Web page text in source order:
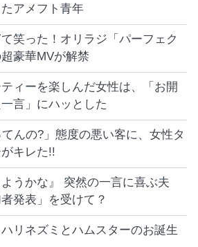
アメフト青年
笑った！オリラジ「パーフェク
豪華MVが解禁
ィーを楽しんだ女性は、「お開
言」にハッとした
んの?」態度の悪い客に、女性タ
キレた!!
うかな』 突然の一言に喜ぶ夫
発表」を受けて？
リネズミとハムスターのお誕生